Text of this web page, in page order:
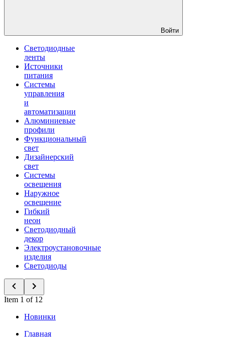
Войти
Светодиодные
ленты
Источники
питания
Системы
управления
и
автоматизации
Алюминиевые
профили
Функциональный
свет
Дизайнерский
свет
Системы
освещения
Наружное
освещение
Гибкий
неон
Светодиодный
декор
Электроустановочные
изделия
Светодиоды
Item 1 of 12
Новинки
Главная